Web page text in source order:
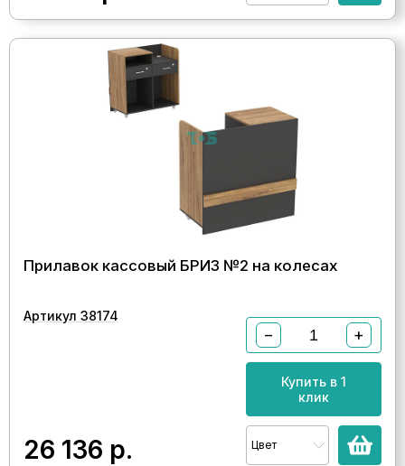
Прилавок кассовый БРИЗ №2 на колесах
Артикул 38174
26 136 р.
− +
Купить в 1
клик
Цвет